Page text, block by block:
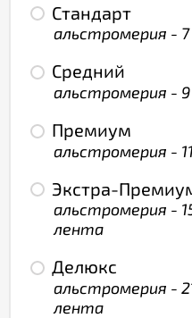
Стандарт
альстромерия -
Средний
альстромерия -
Премиум
альстромерия -
Экстра-
альстромерия -
лента
Делюкс
альстромерия -
лента